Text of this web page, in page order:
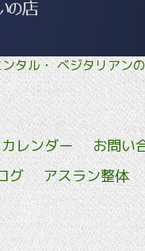
リエンタル・ ベジ
カレンダー
お問い
グ アスラン整体